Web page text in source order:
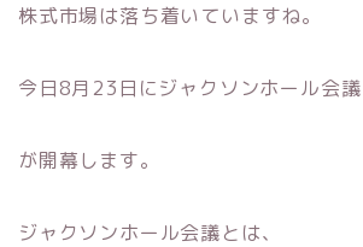
株式市場は落ち着いていますね。
今日8月23日にジャクソンホール会議
が開幕します。
ジャクソンホール会議とは、